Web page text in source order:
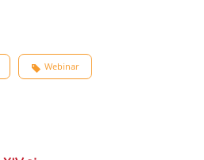
Webinar